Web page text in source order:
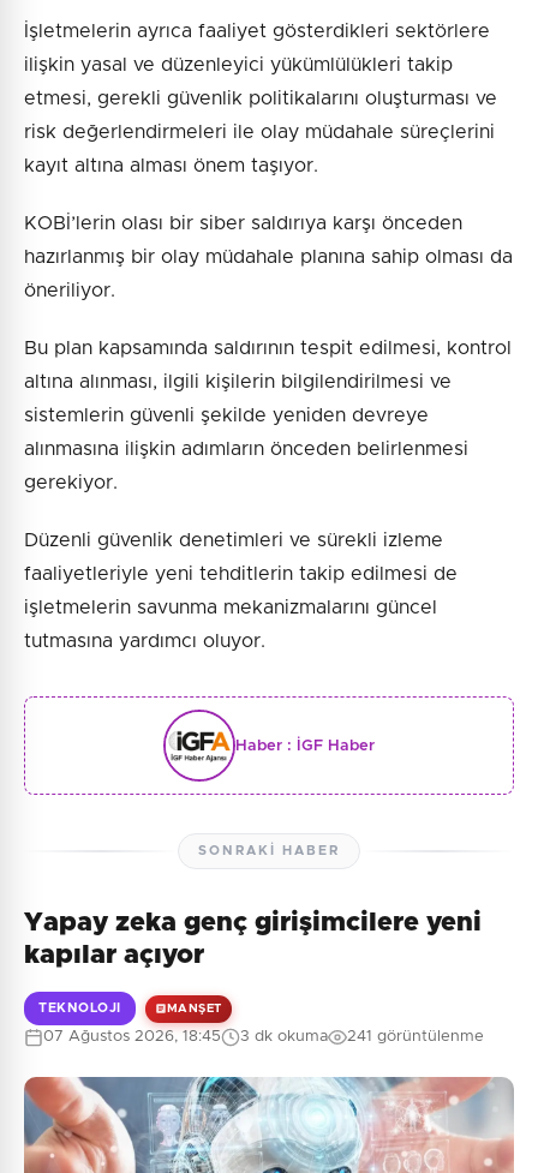
İşletmelerin ayrıca faaliyet gösterdikleri sektörlere
ilişkin yasal ve düzenleyici yükümlülükleri takip
etmesi, gerekli güvenlik politikalarını oluşturması ve
risk değerlendirmeleri ile olay müdahale süreçlerini
kayıt altına alması önem taşıyor.
KOBİ’lerin olası bir siber saldırıya karşı önceden
hazırlanmış bir olay müdahale planına sahip olması da
öneriliyor.
Bu plan kapsamında saldırının tespit edilmesi, kontrol
altına alınması, ilgili kişilerin bilgilendirilmesi ve
sistemlerin güvenli şekilde yeniden devreye
alınmasına ilişkin adımların önceden belirlenmesi
gerekiyor.
Düzenli güvenlik denetimleri ve sürekli izleme
faaliyetleriyle yeni tehditlerin takip edilmesi de
işletmelerin savunma mekanizmalarını güncel
tutmasına yardımcı oluyor.
Haber : İGF Haber
SONRAKI HABER
Yapay zeka genç girişimcilere yeni
kapılar açıyor
TEKNOLOJI MANŞET
07 Ağustos 2026, 18:45 3 dk okuma 241 görüntülenme